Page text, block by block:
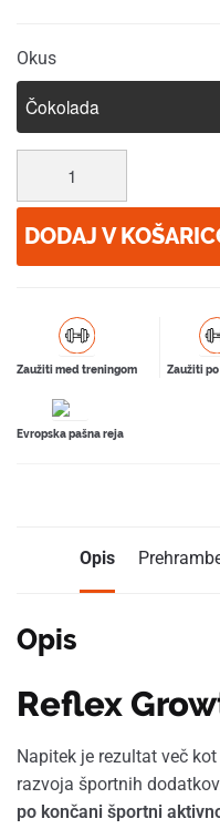
Okus
DODAJ V
Zaužiti med treningom Zaužiti
Evropska pašna reja
Opis
Opis
Reflex
Napitek je rezultat več
razvoja športnih
po končani športni